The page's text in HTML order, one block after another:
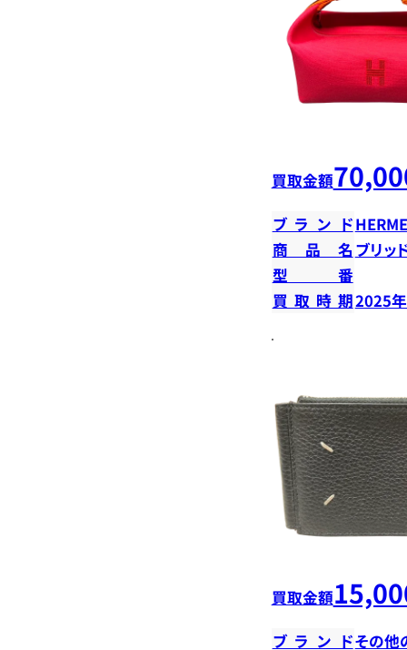
買取金額
ブランド
商品名 ブリッ
型番
買取時期2025
買取金額
ブランドその他